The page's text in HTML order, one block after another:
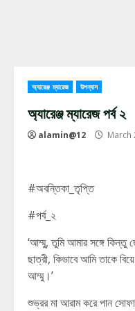
অ্যারেঞ্জ ম্যারেজ উপন্যাস
অ্যারেঞ্জ ম্যারেজ পর্ব ২
alamin@12 March
#অবন্তিকা_তৃপ্তি
#পর্ব_২
‘আম্মু, তুমি আমার সঙ্গে
ছাত্রী, কিভাবে আমি তাকে
আম্মু।’
শুভ্রর মা আরাম করে পান